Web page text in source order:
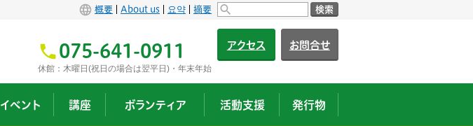
概要 About us 요약 摘要 検索
075-641-0911
休館：木曜日(祝日の場合は翌平日)・年末年始
アクセス お問合せ
イベント 講座 ボランティア 活動支援 発行物